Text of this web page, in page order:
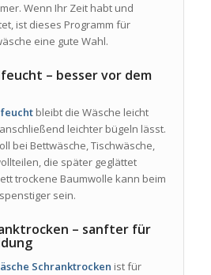
Wenn Ihr Zeit habt und
ist dieses Programm für
eine gute Wahl.
– besser vor dem
bleibt die Wäsche leicht
leichter bügeln lässt.
bei Bettwäsche, Tischwäsche,
die später geglättet
trockene Baumwolle kann beim
sein.
– sanfter für
Schranktrocken ist für